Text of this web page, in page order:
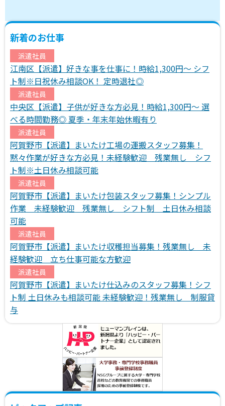
新着のお仕事
派遣社員
江南区【派遣】好きな事を仕事に！時給1,300円～ シフ
ト制※日祝休み相談OK！ 定時退社◎
派遣社員
中央区【派遣】子供が好きな方必見！時給1,300円～ 選
べる時間勤務◎ 夏季・年末年始休暇有り
派遣社員
阿賀野市【派遣】まいたけ工場の運搬スタッフ募集！
黙々作業が好きな方必見！未経験歓迎 残業無し シフ
ト制※土日休み相談可能
派遣社員
阿賀野市【派遣】まいたけ包装スタッフ募集！シンプル
作業 未経験歓迎 残業無し シフト制 土日休み相談
可能
派遣社員
阿賀野市【派遣】まいたけ収穫担当募集！残業無し 未
経験歓迎 立ち仕事可能な方歓迎
派遣社員
阿賀野市【派遣】まいたけ仕込みのスタッフ募集！シフ
ト制 土日休みも相談可能 未経験歓迎！残業無し 制服貸
与